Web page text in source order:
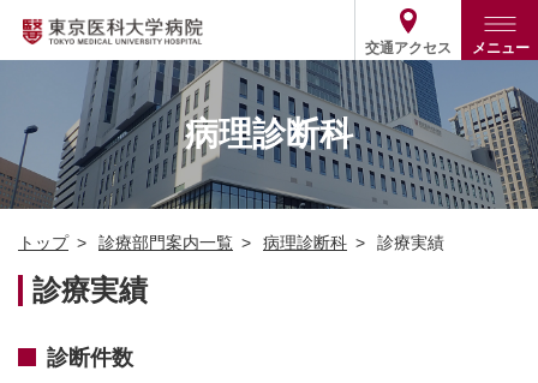
交通アクセス メニュー
トップ
外来・入院案内
外来
入院
患者支援・相談窓口
各種ご案内
診療部門案内
診療部門案内一覧
医師・歯科医師等情報検索
病院案内
基本情報
統計・データ・情報公開
医療関係の方
医療連携
病理診断科
トップ 診療部門案内一覧 病理診断科 診療実績
診療実績
診断件数